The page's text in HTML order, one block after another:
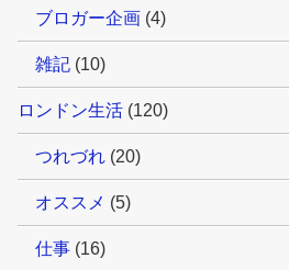
ブロガー企画 (4)
雑記 (10)
ロンドン生活 (120)
つれづれ (20)
オススメ (5)
仕事 (16)